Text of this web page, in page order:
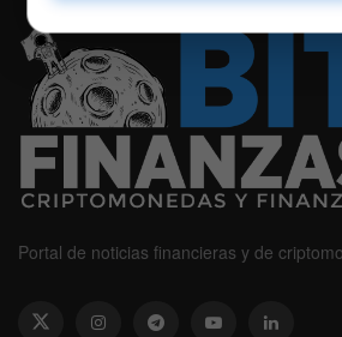
Portal de noticias financieras y de